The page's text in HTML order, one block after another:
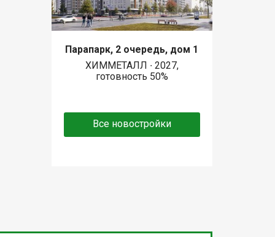
Парапарк, 2 очередь, дом 1
ХИММЕТАЛЛ ∙ 2027,
готовность 50%
Все новостройки